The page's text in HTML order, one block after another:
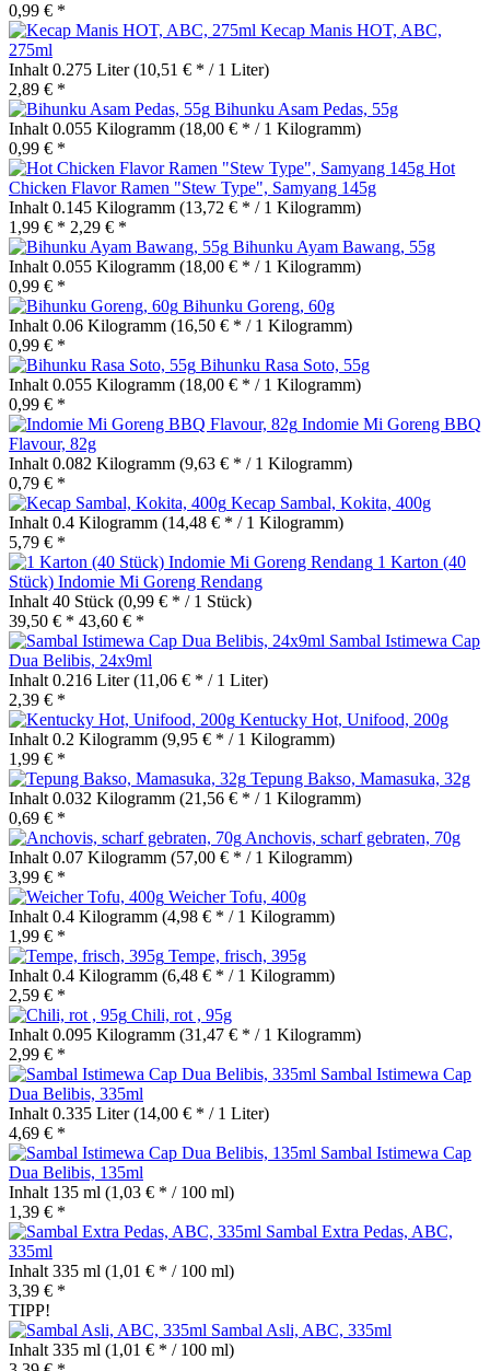
0,99 € *
Kecap Manis HOT, ABC,
275ml
Inhalt 0.275 Liter(10,51 € * / 1 Liter)
2,89 € *
Bihunku Asam Pedas, 55g
Inhalt 0.055 Kilogramm (18,00 € * / 1 Kilogramm)
0,99 € *
Hot
Chicken Flavor Ramen "Stew Type", Samyang 145g
Inhalt 0.145 Kilogramm (13,72 € * / 1 Kilogramm)
1,99 € * 2,29 € *
Bihunku Ayam Bawang, 55g
Inhalt 0.055 Kilogramm (18,00 € * / 1 Kilogramm)
0,99 € *
Bihunku Goreng, 60g
Inhalt 0.06 Kilogramm (16,50 € * / 1 Kilogramm)
0,99 € *
Bihunku Rasa Soto, 55g
Inhalt 0.055 Kilogramm (18,00 € * / 1 Kilogramm)
0,99 € *
Indomie Mi Goreng BBQ
Flavour, 82g
Inhalt 0.082 Kilogramm (9,63 € * / 1 Kilogramm)
0,79 € *
Kecap Sambal, Kokita, 400g
Inhalt 0.4 Kilogramm (14,48 € * / 1 Kilogramm)
5,79 € *
1 Karton (40
Stück) Indomie Mi Goreng Rendang
Inhalt 40 Stück (0,99 € * / 1 Stück)
39,50 € * 43,60 € *
Sambal Istimewa Cap
Dua Belibis, 24x9ml
Inhalt 0.216 Liter(11,06 € * / 1 Liter)
2,39 € *
Kentucky Hot, Unifood, 200g
Inhalt 0.2 Kilogramm (9,95 € * / 1 Kilogramm)
1,99 € *
Tepung Bakso, Mamasuka, 32g
Inhalt 0.032 Kilogramm (21,56 € * / 1 Kilogramm)
0,69 € *
Anchovis, scharf gebraten, 70g
Inhalt 0.07 Kilogramm (57,00 € * / 1 Kilogramm)
3,99 € *
Weicher Tofu, 400g
Inhalt 0.4 Kilogramm (4,98 € * / 1 Kilogramm)
1,99 € *
Tempe, frisch, 395g
Inhalt 0.4 Kilogramm (6,48 € * / 1 Kilogramm)
2,59 € *
Chili, rot , 95g
Inhalt 0.095 Kilogramm (31,47 € * / 1 Kilogramm)
2,99 € *
Sambal Istimewa Cap
Dua Belibis, 335ml
Inhalt 0.335 Liter(14,00 € * / 1 Liter)
4,69 € *
Sambal Istimewa Cap
Dua Belibis, 135ml
Inhalt 135 ml (1,03 € * / 100 ml)
1,39 € *
Sambal Extra Pedas, ABC,
335ml
Inhalt 335 ml (1,01 € * / 100 ml)
3,39 € *
TIPP!
Sambal Asli, ABC, 335ml
Inhalt 335 ml (1,01 € * / 100 ml)